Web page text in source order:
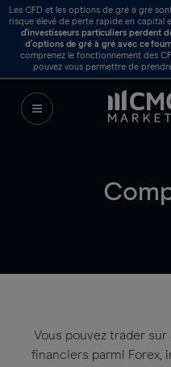
Les CFD et les options de gré à gré
risque élevé de perte rapide en capital
d’investisseurs particuliers perdent
d’options de gré à gré avec ce
comprenez le fonctionnement des
pouvez vous permettre de
Vous pouvez trader
financiers parmi Forex,